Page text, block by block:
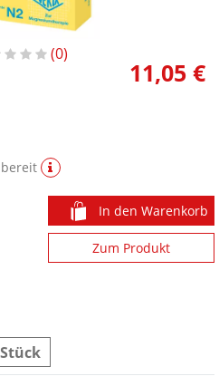
0
11,05 €
In den Warenkorb
Zum Produkt